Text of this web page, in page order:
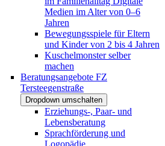
Medien im Alter von 0–6
Jahren
Bewegungsspiele für Eltern
und Kinder von 2 bis 4 Jahren
Kuschelmonster selber
machen
Beratungsangebote FZ
Tersteegenstraße
Dropdown umschalten
Erziehungs-, Paar- und
Lebensberatung
Sprachförderung und
Logopädie